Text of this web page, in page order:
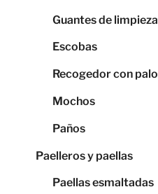
Guantes de limpieza
Escobas
Recogedor con palo
Mochos
Paños
Paelleros y paellas
Paellas esmaltadas